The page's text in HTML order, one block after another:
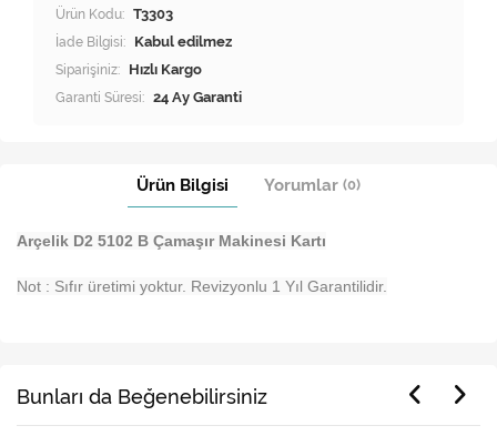
Ürün Kodu: T3303
İade Bilgisi:
Siparişiniz: Hızlı Kargo
Garanti Süresi: 24 Ay Garanti
Ürün Bilgisi Yorumlar (0)
Arçelik D2 5102 B Çamaşır Makinesi Kartı
Not : Sıfır üretimi yoktur. Revizyonlu 1 Yıl Garantilidir.
Bunları da Beğenebilirsiniz